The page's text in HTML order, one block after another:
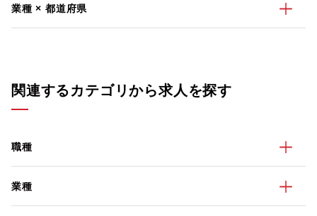
業種 × 都道府県
関連するカテゴリから求人を探す
職種
業種